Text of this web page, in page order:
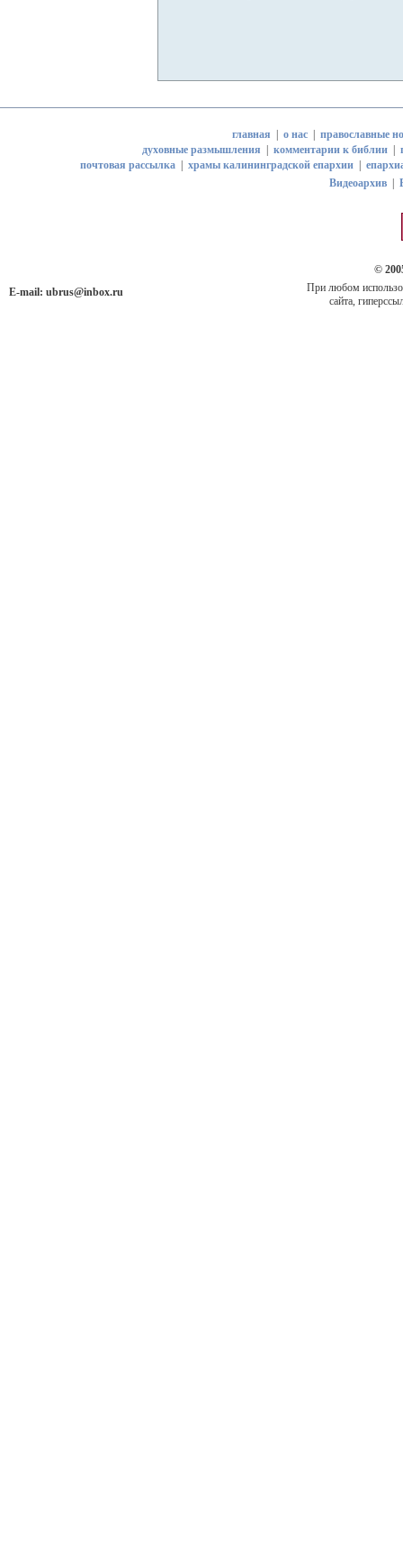
главная о нас| православные
духовные размышления
комментарии к библии
почтовая рассылка| храмы калининградской епархии|
Видеоархив
E-mail: ubrus@inbox.ru
©
При любом
сайта,